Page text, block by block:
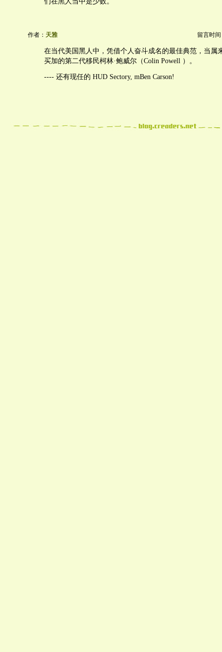
作者： 天雅 留言时间
在当代美国黑人中，凭借个人奋斗成名的最佳典范，当属
买加的第二代移民柯林·鲍威尔（Colin Powell ）。
---- 还有现任的 HUD Sectory, mBen Carson!